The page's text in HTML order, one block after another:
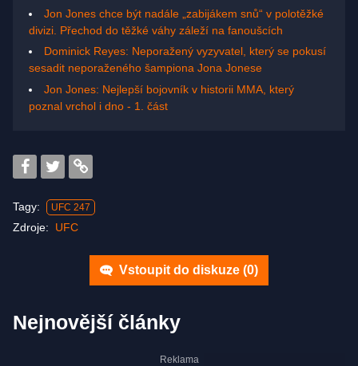
Jon Jones chce být nadále „zabijákem snů“ v polotěžké
divizi. Přechod do těžké váhy záleží na fanoušcích
Dominick Reyes: Neporažený vyzyvatel, který se pokusí
sesadit neporaženého šampiona Jona Jonese
Jon Jones: Nejlepší bojovník v historii MMA, který
poznal vrchol i dno - 1. část
Tagy: UFC 247
Zdroje: UFC
Vstoupit do diskuze (0)
Nejnovější články